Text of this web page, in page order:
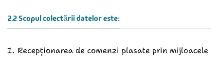
2.2 Scopul colectării datelor este:
Recepționarea de comenzi plasate prin mijloacele